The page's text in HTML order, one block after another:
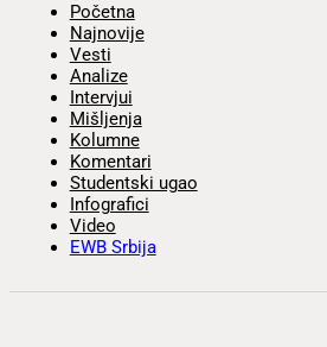
Početna
Najnovije
Vesti
Analize
Intervjui
Mišljenja
Kolumne
Komentari
Studentski ugao
Infografici
Video
EWB Srbija